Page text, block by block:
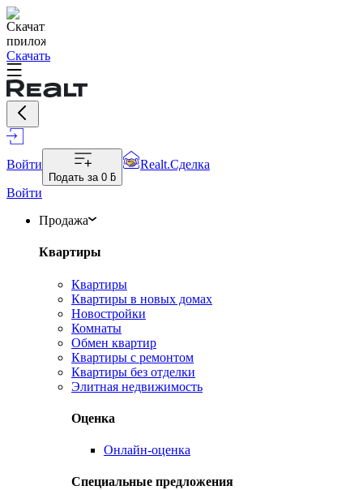
Скачать
Войти
Подать за 0 ƃ
Realt.Сделка
Войти
Продажа
Квартиры
Квартиры
Квартиры в новых домах
Новостройки
Комнаты
Обмен квартир
Квартиры с ремонтом
Квартиры без отделки
Элитная недвижимость
Оценка
Онлайн-оценка
Специальные предложения